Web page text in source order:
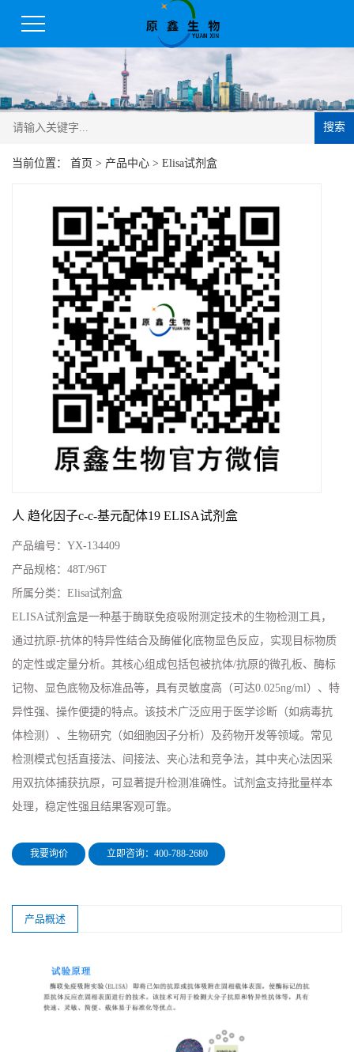
搜索
当前位置： 首页 > 产品中心 > Elisa试剂盒
人 趋化因子c-c-基元配体19 ELISA试剂盒
产品编号： YX-134409
产品规格： 48T/96T
所属分类： Elisa试剂盒
ELISA试剂盒是一种基于酶联免疫吸附测定技术的生物检测工具，
通过抗原-抗体的特异性结合及酶催化底物显色反应，实现目标物质
的定性或定量分析。其核心组成包括包被抗体/抗原的微孔板、酶标
记物、显色底物及标准品等，具有灵敏度高（可达0.025ng/ml）、特
异性强、操作便捷的特点。该技术广泛应用于医学诊断（如病毒抗
体检测）、生物研究（如细胞因子分析）及药物开发等领域。常见
检测模式包括直接法、间接法、夹心法和竞争法，其中夹心法因采
用双抗体捕获抗原，可显著提升检测准确性。试剂盒支持批量样本
处理，稳定性强且结果客观可靠。
我要询价 立即咨询：400-788-2680
产品概述